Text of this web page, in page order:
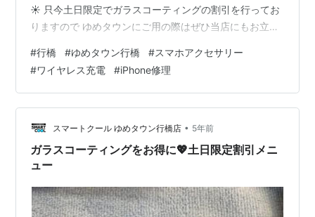
☀ 只今土日限定でガラスコーティングの割引を行ってお
りますので ゆめタウンにご用の際はぜひ当店にもお立ち
ーティングについて詳しくはこちら ＊＊＊＊＊＊＊＊＊
＊＊＊＊＊＊＊＊＊ 今回はスマホアクセサリーの一つ ワ
イヤレス充電器をご紹介します 主にiPhone８、８Plus、
X以降の機種にご使用できます✨ ワイヤレス充電はいちい
ちケーブルを触って抜き差しする必要がないので ケー…
#行橋 #ゆめタウン行橋 #スマホアクセサリー
#ワイヤレス充電 #iPhone修理
スマートクール ゆめタウン行橋店 • 5年前
ガラスコーティングをお得に💖土日限定割引メニ
ュー